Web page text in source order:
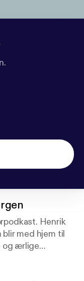
Henrik
med hjem til
og ærlige
splitter nye
OverOslo